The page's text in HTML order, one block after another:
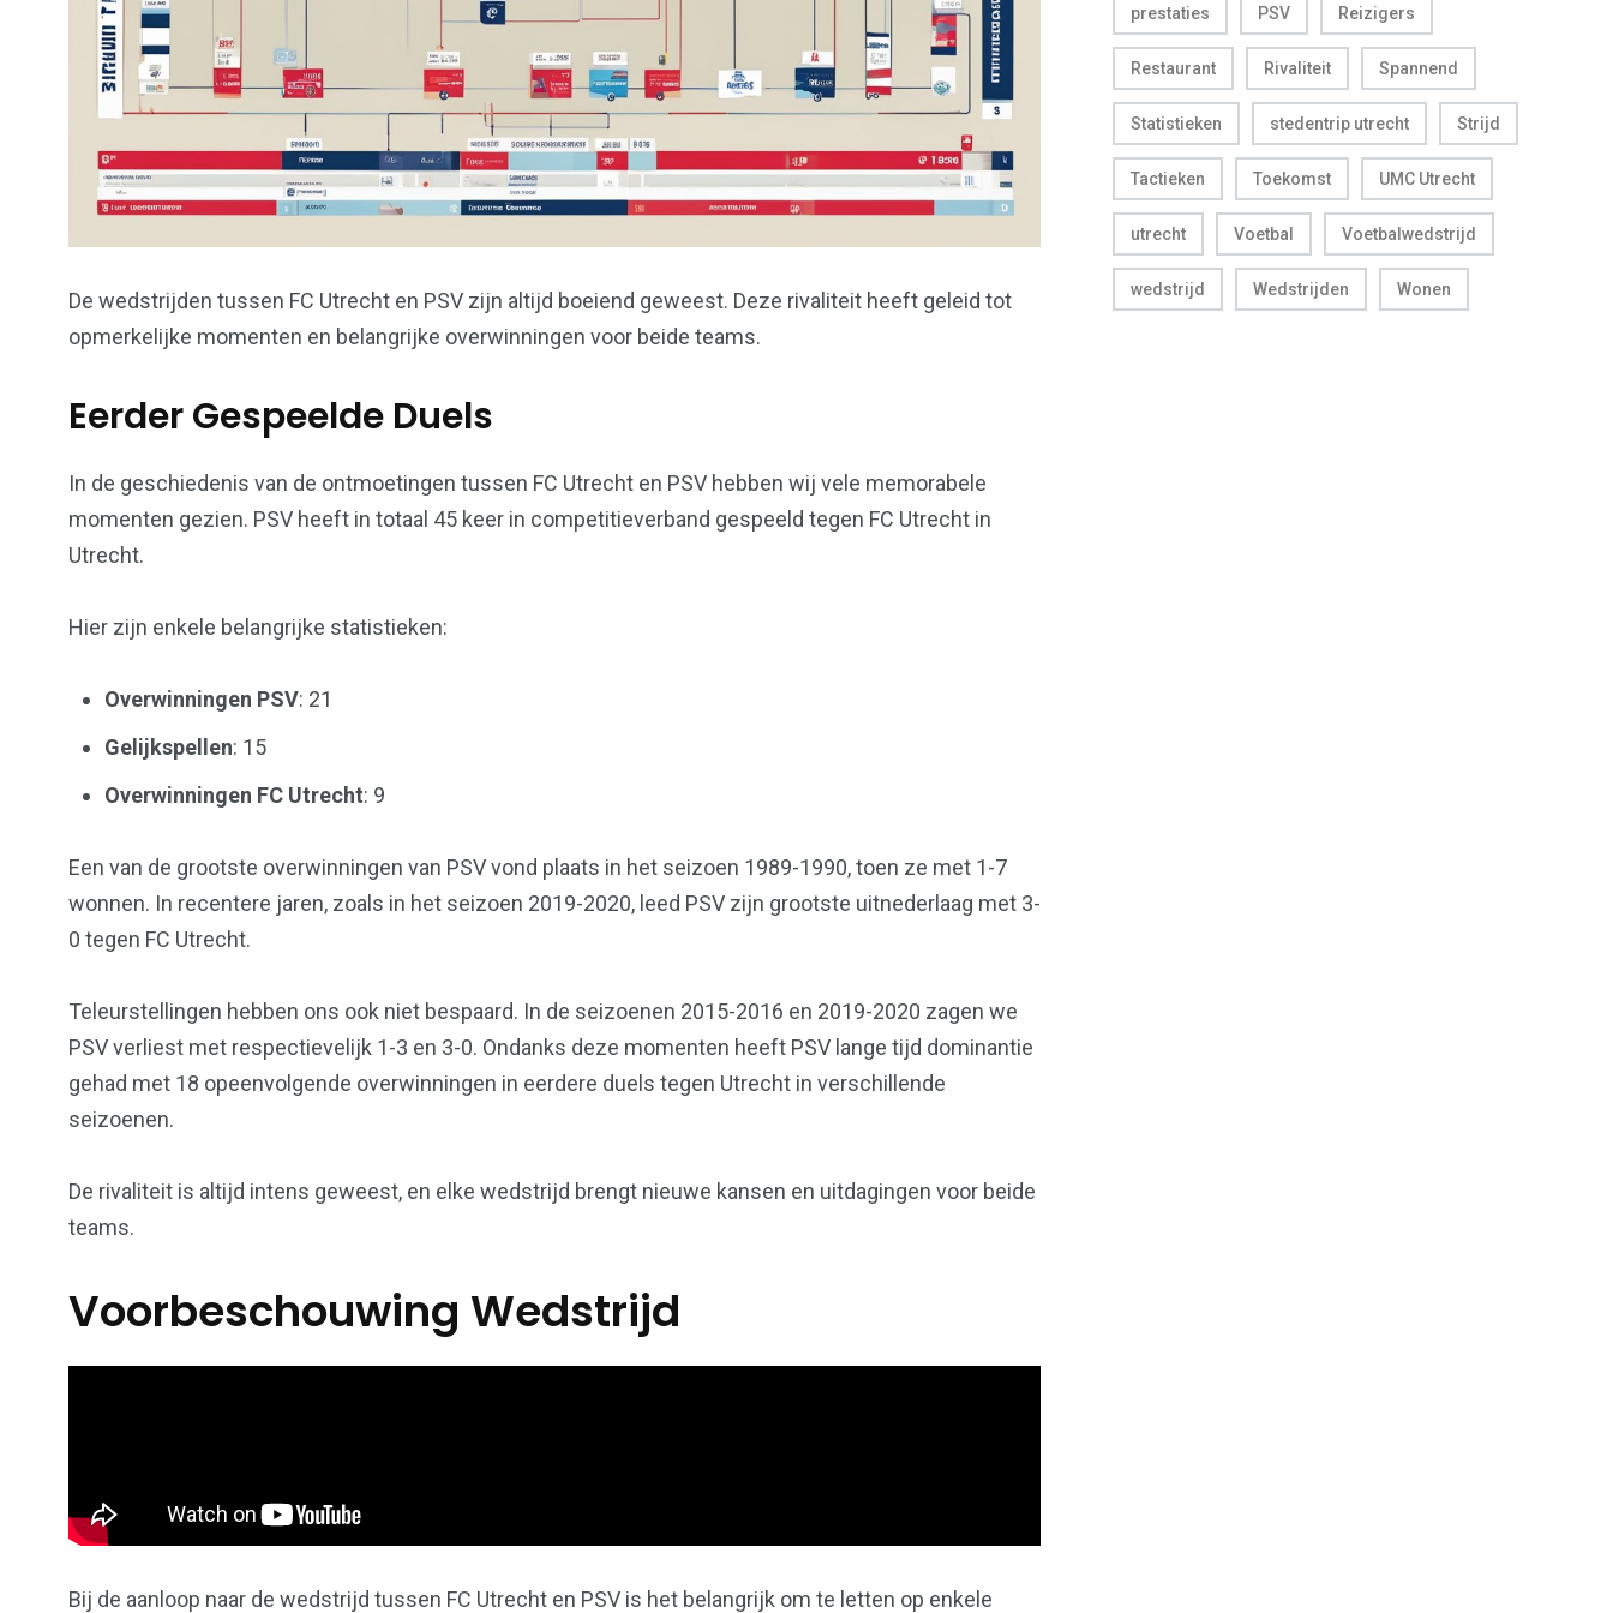
De wedstrijden tussen FC Utrecht en PSV zijn altijd boeiend geweest. Deze rivaliteit heeft geleid tot
opmerkelijke momenten en belangrijke overwinningen voor beide teams.
Eerder Gespeelde Duels
In de geschiedenis van de ontmoetingen tussen FC Utrecht en PSV hebben wij vele memorabele
momenten gezien. PSV heeft in totaal 45 keer in competitieverband gespeeld tegen FC Utrecht in
Utrecht.
Hier zijn enkele belangrijke statistieken:
Overwinningen PSV: 21
Gelijkspellen: 15
Overwinningen FC Utrecht: 9
Een van de grootste overwinningen van PSV vond plaats in het seizoen 1989-1990, toen ze met 1-7
wonnen. In recentere jaren, zoals in het seizoen 2019-2020, leed PSV zijn grootste uitnederlaag met 3-
0 tegen FC Utrecht.
Teleurstellingen hebben ons ook niet bespaard. In de seizoenen 2015-2016 en 2019-2020 zagen we
PSV verliest met respectievelijk 1-3 en 3-0. Ondanks deze momenten heeft PSV lange tijd dominantie
gehad met 18 opeenvolgende overwinningen in eerdere duels tegen Utrecht in verschillende
seizoenen.
De rivaliteit is altijd intens geweest, en elke wedstrijd brengt nieuwe kansen en uitdagingen voor beide
teams.
Voorbeschouwing Wedstrijd
Bij de aanloop naar de wedstrijd tussen FC Utrecht en PSV is het belangrijk om te letten op enkele
prestaties PSV Reizigers
Restaurant Rivaliteit Spannend
Statistieken stedentrip utrecht Strijd
Tactieken Toekomst UMC Utrecht
utrecht Voetbal Voetbalwedstrijd
wedstrijd Wedstrijden Wonen